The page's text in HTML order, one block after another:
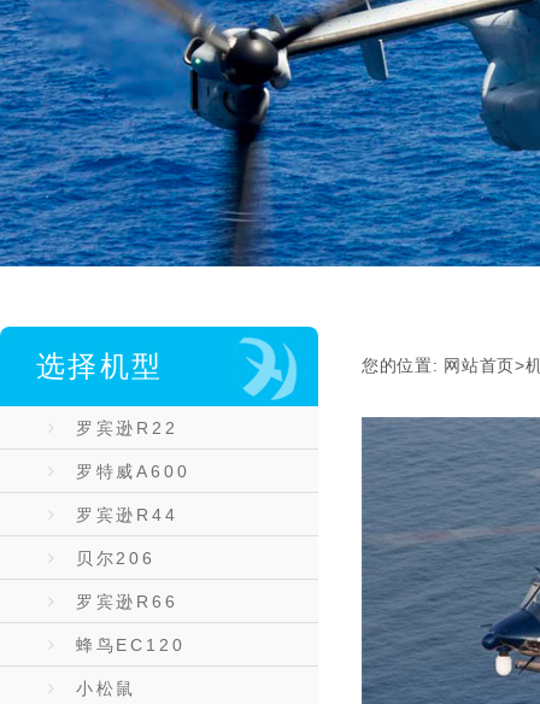
选择机型
罗宾逊R22
罗特威A600
罗宾逊R44
贝尔206
罗宾逊R66
蜂鸟EC120
小松鼠
您的位置: 网站首页>